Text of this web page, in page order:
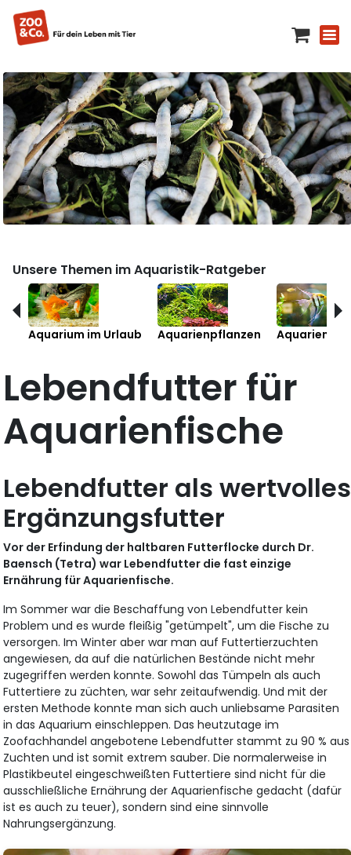
Unsere Themen im Aquaristik-Ratgeber
Aquarium im Urlaub Aquarienpflanzen
Lebendfutter für
Aquarienfische
Lebendfutter als wertvolles
Ergänzungsfutter
Vor der Erfindung der haltbaren Futterflocke durch Dr.
Baensch (Tetra) war Lebendfutter die fast einzige
Ernährung für Aquarienfische.
Im Sommer war die Beschaffung von Lebendfutter kein
Problem und es wurde fleißig "getümpelt", um die Fische zu
versorgen. Im Winter aber war man auf Futtertierzuchten
angewiesen, da auf die natürlichen Bestände nicht mehr
zugegriffen werden konnte. Sowohl das Tümpeln als auch
Futtertiere zu züchten, war sehr zeitaufwendig. Und mit der
ersten Methode konnte man sich auch unliebsame Parasiten
in das Aquarium einschleppen. Das heutzutage im
Zoofachhandel angebotene Lebendfutter stammt zu 90 % aus
Zuchten und ist somit extrem sauber. Die normalerweise in
Plastikbeutel eingeschweißten Futtertiere sind nicht für die
ausschließliche Ernährung der Aquarienfische gedacht (dafür
ist es auch zu teuer), sondern sind eine sinnvolle
Nahrungsergänzung.